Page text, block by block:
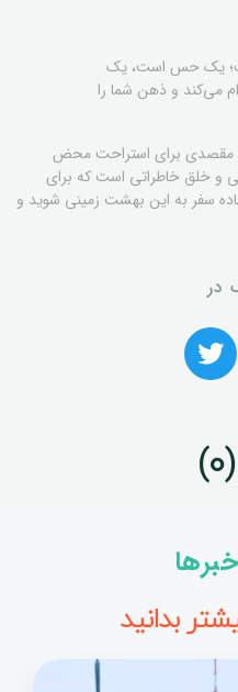
یک حس است، یک
می‌کند و ذهن شما را
مقصدی برای استراحت محض
و خلق خاطراتی است که برای
سفر به این بهشت زمینی شوید و
در
بدانید